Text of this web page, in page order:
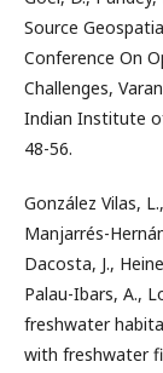
Source
Conference On
Challenges,
Indian Institute
48-56.
González Vilas,
Manjarrés-
Dacosta, J.,
Palau-Ibars, A.,
freshwater
with freshwater